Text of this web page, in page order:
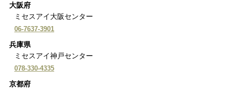
大阪府
ミセスアイ大阪センター
06-7637-3901
兵庫県
ミセスアイ神戸センター
078-330-4335
京都府